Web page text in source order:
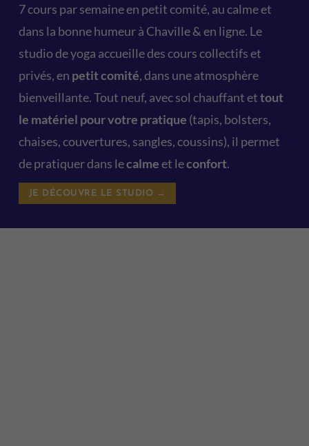
7 cours par semaine en petit comité, au calme et
dans la bonne humeur à Chaville & en ligne. Le
studio de yoga accueille des cours collectifs et
privés, en petit comité, dans une atmosphère
bienveillante. Tout neuf, avec sol chauffant ettout
le matériel pour votre pratique (tapis, bolsters,
chaises, couvertures, sangles, coussins), il permet
de pratiquer dans lecalmeet leconfort.
JE DÉCOUVRE LE STUDIO →